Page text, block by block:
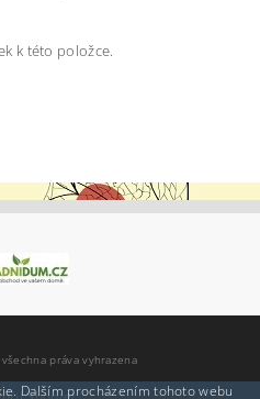
k této položce.
všechna práva vyhrazena
Dalším procházením tohoto webu